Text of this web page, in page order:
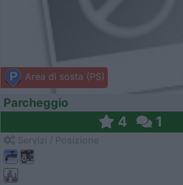
Area di sosta (PS)
Parcheggio
4 1